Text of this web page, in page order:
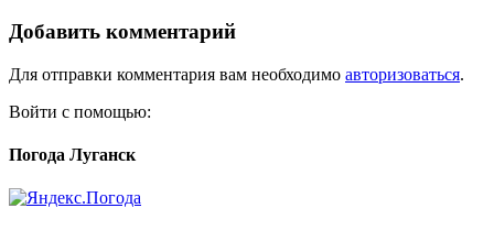
Добавить комментарий
Для отправки комментария вам необходимо авторизоваться.
Войти с помощью:
Погода Луганск